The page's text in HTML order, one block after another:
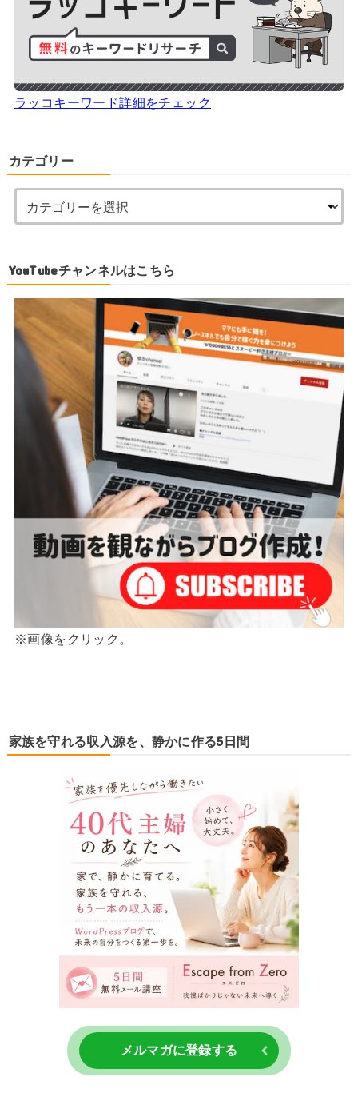
ラッコキーワード詳細をチェック
カテゴリー
YouTubeチャンネルはこちら
※画像をクリック。
家族を守れる収入源を、静かに作る5日間
メルマガに登録する